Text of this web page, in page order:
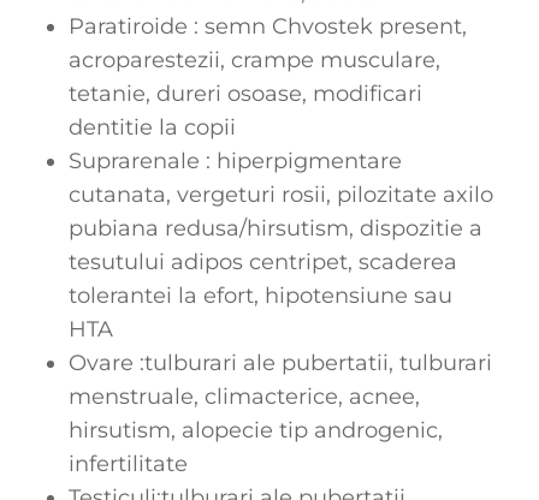
Paratiroide : semn Chvostek present,
acroparestezii, crampe musculare,
tetanie, dureri osoase, modificari
dentitie la copii
Suprarenale : hiperpigmentare
cutanata, vergeturi rosii, pilozitate axilo
pubiana redusa/hirsutism, dispozitie a
tesutului adipos centripet, scaderea
tolerantei la efort, hipotensiune sau
HTA
Ovare :tulburari ale pubertatii, tulburari
menstruale, climacterice, acnee,
hirsutism, alopecie tip androgenic,
infertilitate